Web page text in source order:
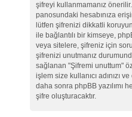
şifreyi kullanmamanız
panosundaki hesabınıza
lütfen şifrenizi dikkatli
ile bağlantılı bir kimseye,
veya sitelere, şifreniz için
şifrenizi unutmanız
sağlanan "Şifremi unuttum"
işlem size kullanıcı adınızı
daha sonra phpBB yazılımı
şifre oluşturacaktır.